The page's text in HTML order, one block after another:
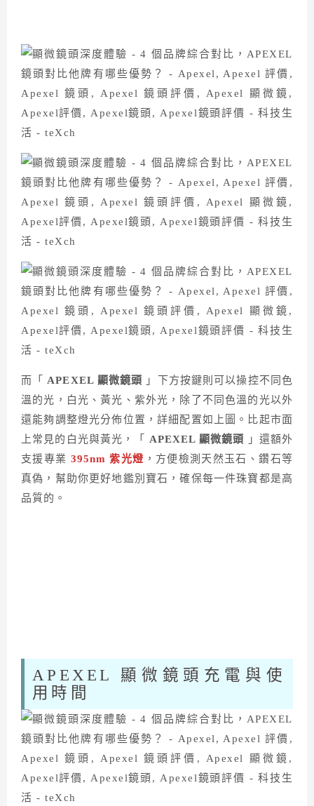
而「 APEXEL 顯微鏡頭 」下方按鍵則可以操控不同色
溫的光，白光、黃光、紫外光，除了不同色溫的光以外
還能夠調整燈光分佈位置，詳細配置如上圖。比起市面
上常見的白光與黃光，「
APEXEL 顯微鏡頭 」還額外
支援專業 395nm 紫光燈 ，方便檢測天然玉石、鑽石等
真偽，幫助你更好地鑑別寶石，確保每一件珠寶都是高
品質的。
APEXEL 顯微鏡頭充電與使
用時間